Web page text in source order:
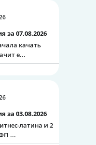
за 07.08.2026
качать
е...
за 03.08.2026
латина и 2
...